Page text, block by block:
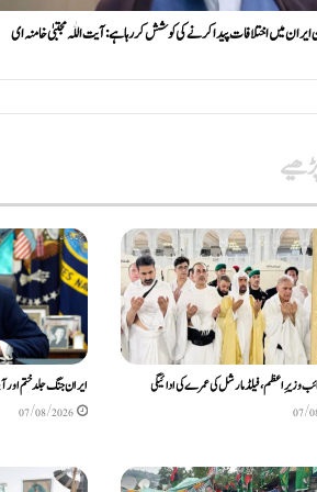
میں اختلافات پیدا کرنے کی کوشش کر رہا ہے: آیت اللّٰہ مجتبیٰ خامنہ ای
وزیرِ اعظم، فیلڈ مارشل کی عمرے کی ادائیگی
07/
ایران جنگ جلد ختم
07/08/2026